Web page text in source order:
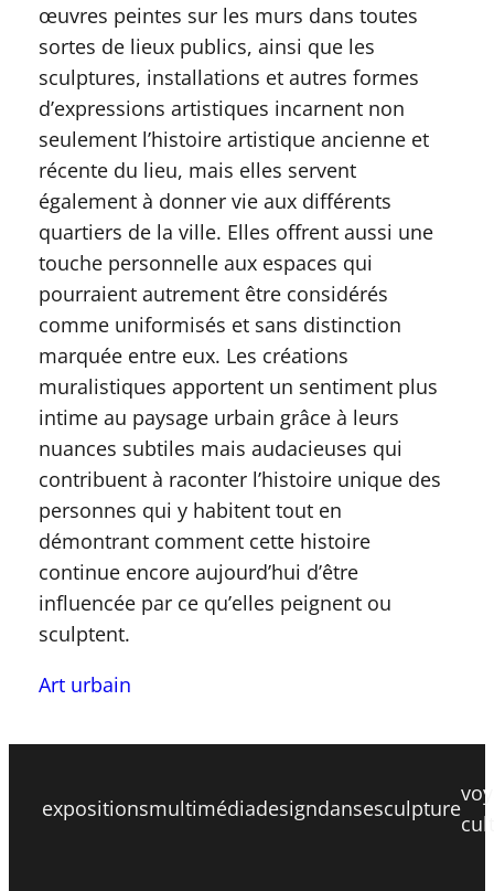
œuvres peintes sur les murs dans toutes
sortes de lieux publics, ainsi que les
sculptures, installations et autres formes
d’expressions artistiques incarnent non
seulement l’histoire artistique ancienne et
récente du lieu, mais elles servent
également à donner vie aux différents
quartiers de la ville. Elles offrent aussi une
touche personnelle aux espaces qui
pourraient autrement être considérés
comme uniformisés et sans distinction
marquée entre eux. Les créations
muralistiques apportent un sentiment plus
intime au paysage urbain grâce à leurs
nuances subtiles mais audacieuses qui
contribuent à raconter l’histoire unique des
personnes qui y habitent tout en
démontrant comment cette histoire
continue encore aujourd’hui d’être
influencée par ce qu’elles peignent ou
sculptent.
Art urbain
expositionsmultimédiadesigndansesculpture